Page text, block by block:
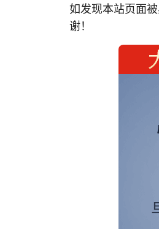
如发现本站页面
谢！